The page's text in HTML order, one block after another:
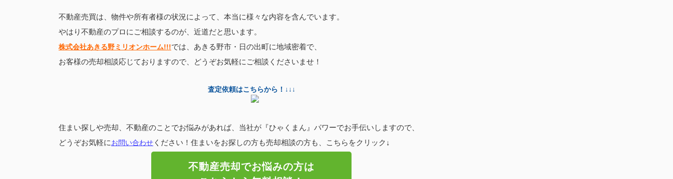
不動産売買は、物件や所有者様の状況によって、本当に様々な内容を含んでいます。
やはり不動産のプロにご相談するのが、近道だと思います。
株式会社あきる野ミリオンホーム!!!では、 あきる野市・日の出町に地域密着で、
お客様の売却相談応じておりますので、どうぞお気軽にご相談くださいませ！
査定依頼はこちらから！↓↓↓
住まい探しや売却、不動産のことでお悩みがあれば、当社が『ひゃくまん』パワーでお手伝いしますので、
どうぞお気軽にお問い合わせ ください！ 住まいをお探しの方も売却相談の方も、こちらをクリック↓
不動産売却でお悩みの方は